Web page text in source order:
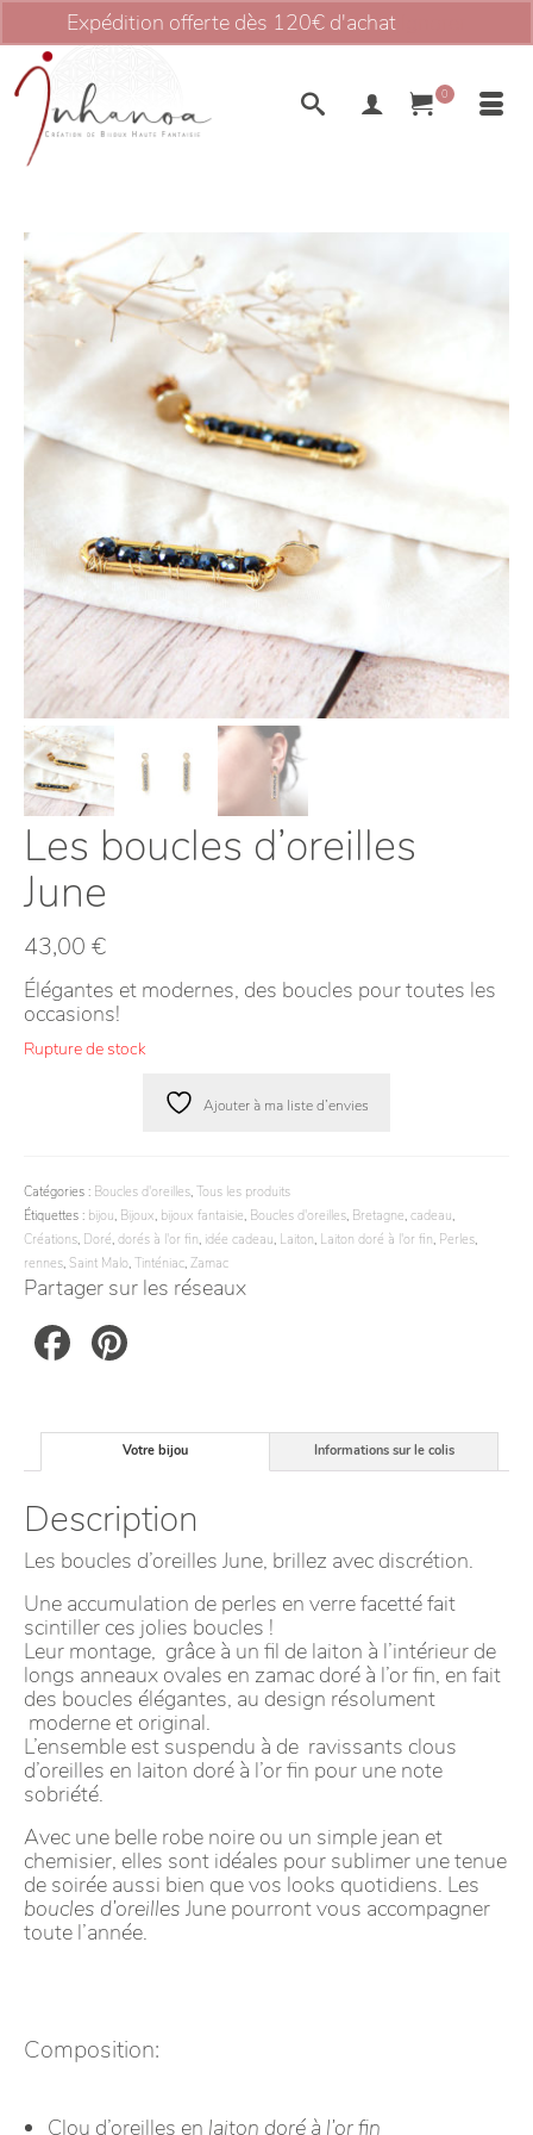
Expédition offerte dès 120€ d'achat
0
Les boucles d’oreilles
June
43,00 €
Élégantes et modernes, des boucles pour toutes les
occasions!
Rupture de stock
Ajouter à ma liste d’envies
Catégories : Boucles d'oreilles, Tous les produits
Étiquettes : bijou, Bijoux, bijoux fantaisie, Boucles d'oreilles, Bretagne, cadeau,
Créations, Doré, dorés à l'or fin, idée cadeau, Laiton, Laiton doré à l'or fin, Perles,
rennes, Saint Malo, Tinténiac, Zamac
Partager sur les réseaux
Facebook
Votre bijou Informations sur le colis
Description
Les boucles d’oreilles June, brillez avec discrétion.
Une accumulation de perles en verre facetté fait
scintiller ces jolies boucles !
Leur montage, grâce à un fil de laiton à l’intérieur de
longs anneaux ovales en zamac doré à l’or fin, en fait
des boucles élégantes, au design résolument
moderne et original.
L’ensemble est suspendu à de ravissants clous
d’oreilles en laiton doré à l’or fin pour une note
sobriété.
Avec une belle robe noire ou un simple jean et
chemisier, elles sont idéales pour sublimer une tenue
de soirée aussi bien que vos looks quotidiens. Les
boucles d’oreilles June pourront vous accompagner
toute l’année.
Composition:
Clou d’oreilles en laiton doré à l’or fin